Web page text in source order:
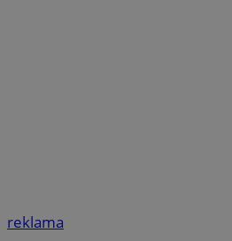
reklama